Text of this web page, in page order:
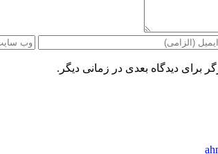
برای دیدگاه بعدی در زمانی دیگر.